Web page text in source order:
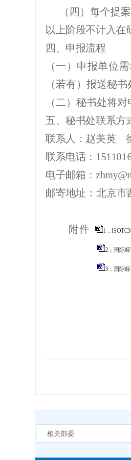
（四） 每个提案
以上阶段不计入在
四、 申报流程
（一） 申报单位
（若有） 报送秘书
（二） 秘书处将对
五、秘书处联系方
联系人：赵美英
联系电话：
电子邮箱：
邮寄地址：北京市
附件 1：
2：国际
3：国际
相关部委